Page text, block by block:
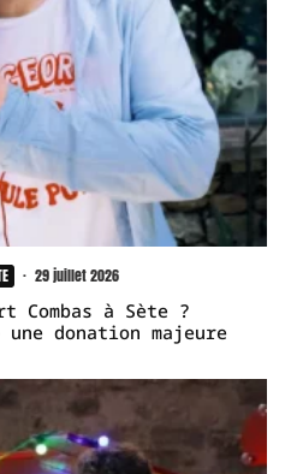
· 29 juillet 2026
Combas à Sète ?
donation majeure